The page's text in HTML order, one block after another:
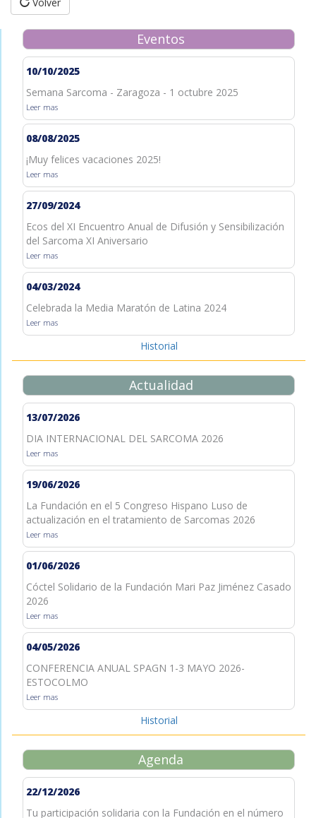
Eventos
10/10/2025
Semana Sarcoma - Zaragoza - 1 octubre 2025
Leer mas
08/08/2025
¡Muy felices vacaciones 2025!
Leer mas
27/09/2024
Ecos del XI Encuentro Anual de Difusión y Sensibilización
del Sarcoma XI Aniversario
Leer mas
04/03/2024
Celebrada la Media Maratón de Latina 2024
Leer mas
Historial
Actualidad
13/07/2026
DIA INTERNACIONAL DEL SARCOMA 2026
Leer mas
19/06/2026
La Fundación en el 5 Congreso Hispano Luso de
actualización en el tratamiento de Sarcomas 2026
Leer mas
01/06/2026
Cóctel Solidario de la Fundación Mari Paz Jiménez Casado
2026
Leer mas
04/05/2026
CONFERENCIA ANUAL SPAGN 1-3 MAYO 2026-
ESTOCOLMO
Leer mas
Historial
Agenda
22/12/2026
Tu participación solidaria con la Fundación en el número